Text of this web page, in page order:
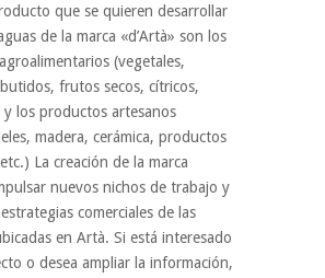
que se quieren desarrollar
de la marca «d’Artà» son los
(vegetales,
frutos secos, cítricos,
los productos artesanos
madera, cerámica, productos
La creación de la marca
nuevos nichos de trabajo y
comerciales de las
en Artà. Si está interesado
o desea ampliar la información,